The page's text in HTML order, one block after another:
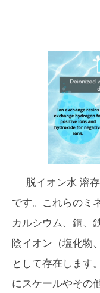
脱イオン水 溶
です。これらのミ
カルシウム、銅、
陰イオン（塩化物
として存在します
にスケールやその